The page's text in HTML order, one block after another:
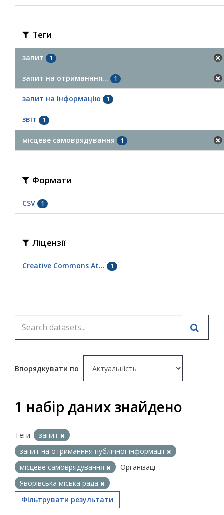
Теги
запит 1
запит на отриманння... 1
запит на інформацію 1
звіт 1
місцеве самоврядування 1
Формати
CSV 1
Ліцензії
Creative Commons At... 1
Впорядкувати по
1 набір даних знайдено
Теги:
запит
запит на отриманння публічної інформації
місцеве самоврядування
Організації :
Яворівська міська рада
Фільтрувати результати